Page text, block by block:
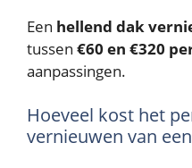
Een hellend dak
tussen €60 en €320
aanpassingen.
Hoeveel kost het
vernieuwen van